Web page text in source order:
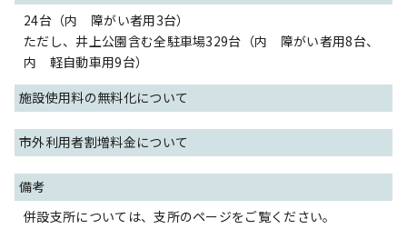
24台（内 障がい者用3台）
ただし、井上公園含む全駐車場329台（内 障がい者用8台、
内 軽自動車用9台）
施設使用料の無料化について
市外利用者割増料金について
備考
併設支所については、支所のページをご覧ください。